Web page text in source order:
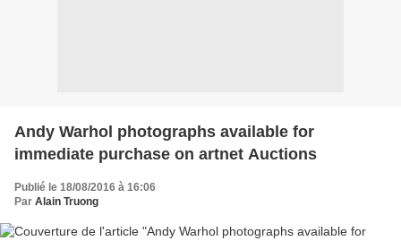
Andy Warhol photographs available for
immediate purchase on artnet Auctions
Publié le 18/08/2016 à 16:06
Par Alain Truong